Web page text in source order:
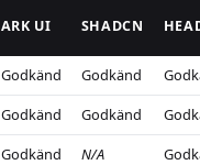
ARK UI SHADCN
Godkänd Godkänd
Godkänd Godkänd
Godkänd N/A